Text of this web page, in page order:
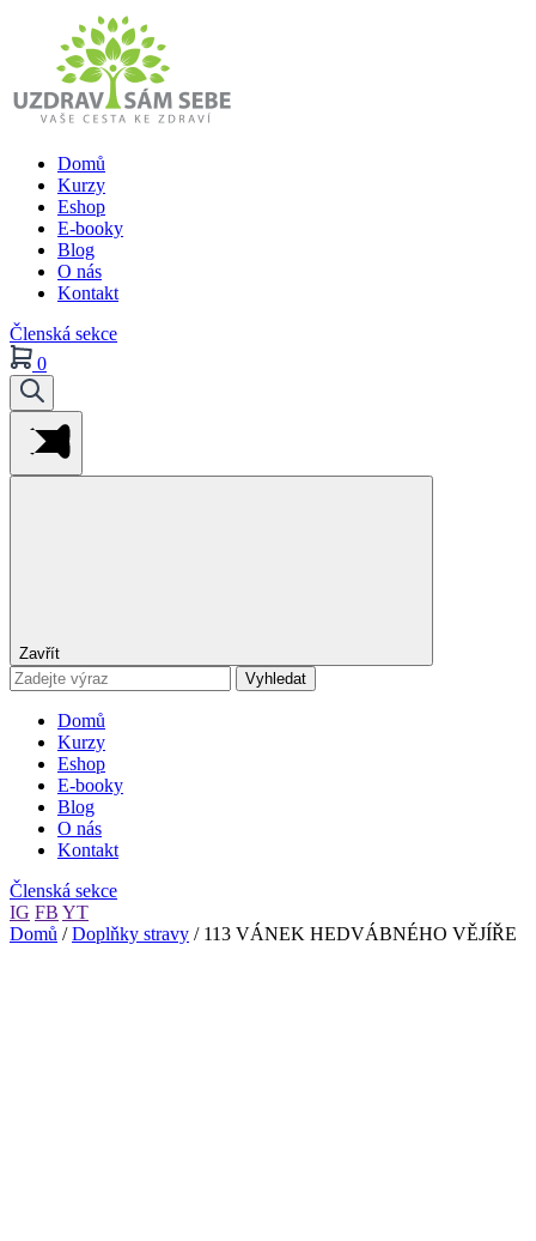
Domů
Kurzy
Eshop
E-booky
Blog
O nás
Kontakt
Členská sekce
0
Zavřít
Vyhledat
Domů
Kurzy
Eshop
E-booky
Blog
O nás
Kontakt
Členská sekce
IG FB YT
Domů /Doplňky stravy / 113 VÁNEK HEDVÁBNÉHO VĚJÍŘE